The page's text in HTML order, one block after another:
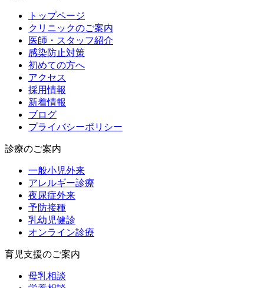
トップページ
クリニックのご案内
医師・スタッフ紹介
感染防止対策
初めての方へ
アクセス
採用情報
新着情報
ブログ
プライバシーポリシー
診療のご案内
一般小児外来
アレルギー診療
夜尿症外来
予防接種
乳幼児健診
オンライン診療
育児支援のご案内
母乳相談